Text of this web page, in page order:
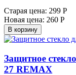
Старая цена: 299 Р
Новая цена: 260 Р
В корзину
Защитное
27 REMAX